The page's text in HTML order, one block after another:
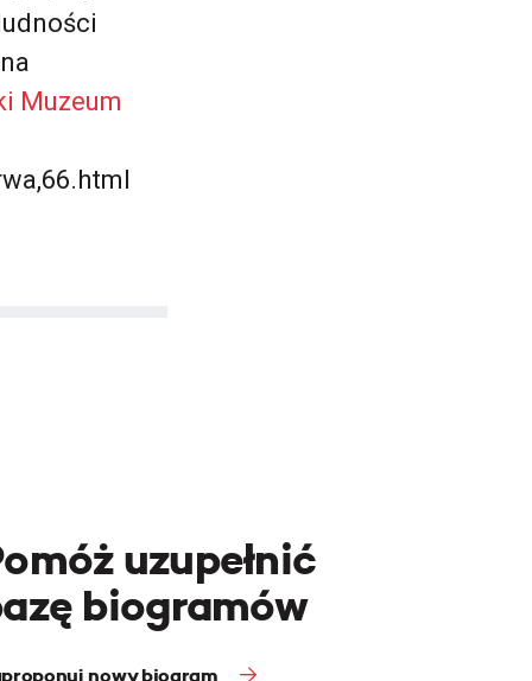
Muzeum
uzupełnić
biogramów
nowy biogram